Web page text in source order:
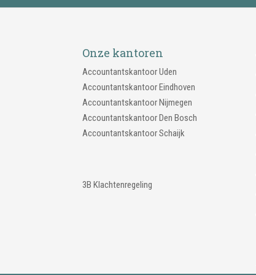
Onze kantoren
Accountantskantoor Uden
Accountantskantoor Eindhoven
Accountantskantoor Nijmegen
Accountantskantoor Den Bosch
Accountantskantoor Schaijk
3B Klachtenregeling